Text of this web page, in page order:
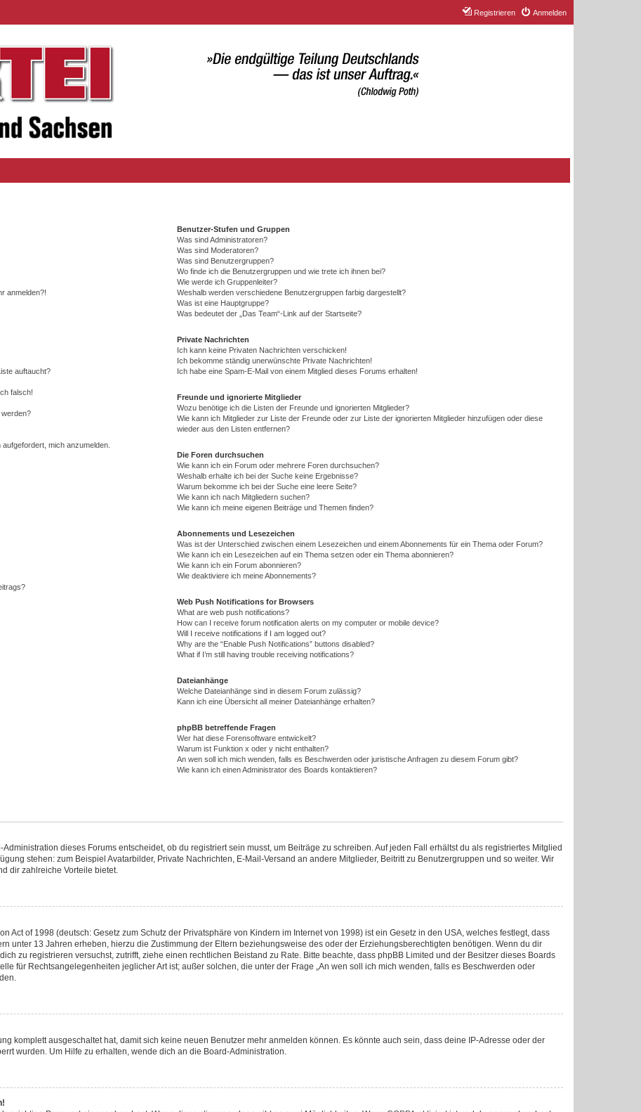
Anmelden
Registrieren
anmelden?!
auftaucht?
falsch!
werden?
mich anzumelden.
Benutzer-Stufen und Gruppen
Was sind Administratoren?
Was sind Moderatoren?
Was sind Benutzergruppen?
Wo finde ich die Benutzergruppen und wie trete ich ihnen bei?
Wie werde ich Gruppenleiter?
Weshalb werden verschiedene Benutzergruppen farbig dargestellt?
Was ist eine Hauptgruppe?
Was bedeutet der „Das Team“-Link auf der Startseite?
Private Nachrichten
Ich kann keine Privaten Nachrichten verschicken!
Ich bekomme ständig unerwünschte Private Nachrichten!
Ich habe eine Spam-E-Mail von einem Mitglied dieses Forums erhalten!
Freunde und ignorierte Mitglieder
Wozu benötige ich die Listen der Freunde und ignorierten Mitglieder?
Wie kann ich Mitglieder zur Liste der Freunde oder zur Liste der ignorierten Mitglieder hinzufügen oder diese
wieder aus den Listen entfernen?
Die Foren durchsuchen
Wie kann ich ein Forum oder mehrere Foren durchsuchen?
Weshalb erhalte ich bei der Suche keine Ergebnisse?
Warum bekomme ich bei der Suche eine leere Seite?
Wie kann ich nach Mitgliedern suchen?
Wie kann ich meine eigenen Beiträge und Themen finden?
Abonnements und Lesezeichen
Was ist der Unterschied zwischen einem Lesezeichen und einem Abonnements für ein Thema oder Forum?
Wie kann ich ein Lesezeichen auf ein Thema setzen oder ein Thema abonnieren?
Wie kann ich ein Forum abonnieren?
Wie deaktiviere ich meine Abonnements?
Web Push Notifications for Browsers
What are web push notifications?
How can I receive forum notification alerts on my computer or mobile device?
Will I receive notifications if I am logged out?
Why are the “Enable Push Notifications” buttons disabled?
What if I’m still having trouble receiving notifications?
Dateianhänge
Welche Dateianhänge sind in diesem Forum zulässig?
Kann ich eine Übersicht all meiner Dateianhänge erhalten?
phpBB betreffende Fragen
Wer hat diese Forensoftware entwickelt?
Warum ist Funktion x oder y nicht enthalten?
An wen soll ich mich wenden, falls es Beschwerden oder juristische Anfragen zu diesem Forum gibt?
Wie kann ich einen Administrator des Boards kontaktieren?
dieses Forums entscheidet, ob du registriert sein musst, um Beiträge zu schreiben. Auf jeden Fall erhältst du als registriertes Mitglied
stehen: zum Beispiel Avatarbilder, Private Nachrichten, E-Mail-Versand an andere Mitglieder, Beitritt zu Benutzergruppen und so weiter. Wir
dir zahlreiche Vorteile bietet.
Act of 1998 (deutsch: Gesetz zum Schutz der Privatsphäre von Kindern im Internet von 1998) ist ein Gesetz in den USA, welches festlegt, dass
unter 13 Jahren erheben, hierzu die Zustimmung der Eltern beziehungsweise des oder der Erziehungsberechtigten benötigen. Wenn du dir
zu registrieren versuchst, zutrifft, ziehe einen rechtlichen Beistand zu Rate. Bitte beachte, dass phpBB Limited und der Besitzer dieses Boards
für Rechtsangelegenheiten jeglicher Art ist; außer solchen, die unter der Frage „An wen soll ich mich wenden, falls es Beschwerden oder
komplett ausgeschaltet hat, damit sich keine neuen Benutzer mehr anmelden können. Es könnte auch sein, dass deine IP-Adresse oder der
wurden. Um Hilfe zu erhalten, wende dich an die Board-Administration.